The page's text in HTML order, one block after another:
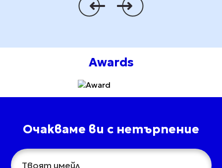
Очакваме ви с нетърпение
Awards